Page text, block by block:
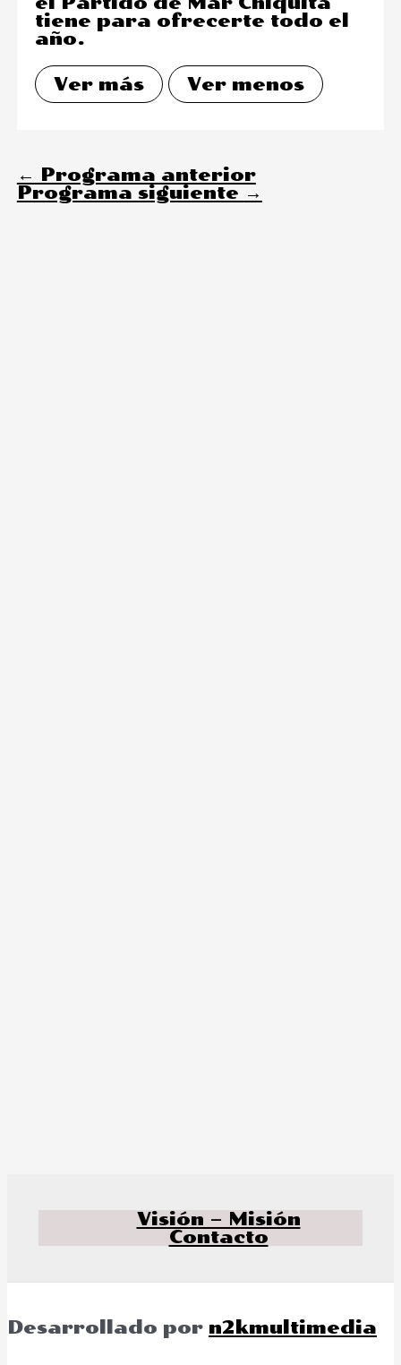
tiene para ofrecerte todo el
año.
← Programa anterior
Programa siguiente →
Visión – Misión
Contacto
Desarrollado por n2kmultimedia